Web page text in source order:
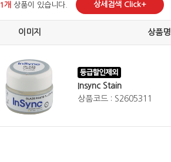
1개 상품이 있습니다. 상세검색 Click+
이미지 상품명
Insync Stain
상품코드 : S2605311